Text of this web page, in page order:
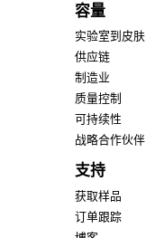
容量
实验室到皮肤
供应链
制造业
质量控制
可持续性
战略合作伙伴
支持
获取样品
订单跟踪